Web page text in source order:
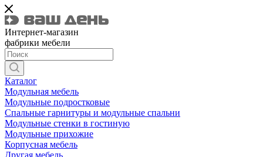
Интернет-магазин
фабрики мебели
Каталог
Модульная мебель
Модульные подростковые
Спальные гарнитуры и модульные спальни
Модульные стенки в гостиную
Модульные прихожие
Корпусная мебель
Другая мебель